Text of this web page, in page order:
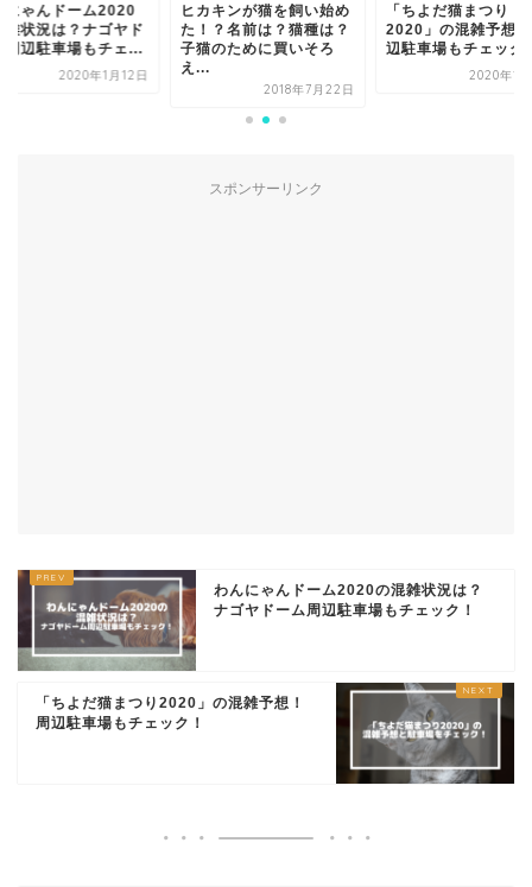
にゃんドーム2020
雑状況は？ナゴヤド
周辺駐車場もチェ...
2020年1月12日
ヒカキンが猫を飼い始め
た！？名前は？猫種は？
子猫のために買いそろ
え...
2018年7月22日
「ちよだ猫まつり
2020」の混雑予想
辺駐車場もチェック
2020年1
スポンサーリンク
わんにゃんドーム2020の混雑状況は？
ナゴヤドーム周辺駐車場もチェック！
「ちよだ猫まつり2020」の混雑予想！
周辺駐車場もチェック！